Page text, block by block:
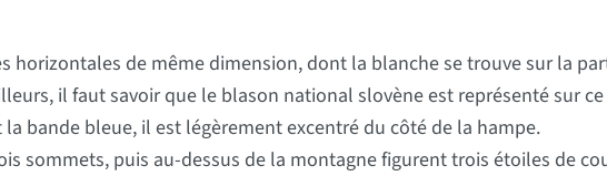
horizontales de même dimension, dont la blanche se trouve sur la
il faut savoir que le blason national slovène est représenté sur
bande bleue, il est légèrement excentré du côté de la hampe.
sommets, puis au-dessus de la montagne figurent trois étoiles de